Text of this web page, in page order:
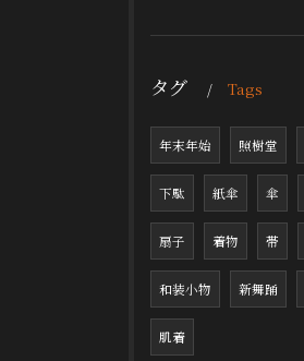
タグ Tags
年末年始 照樹堂
下駄 紙傘 傘
扇子 着物 帯
和装小物 新舞踊
肌着